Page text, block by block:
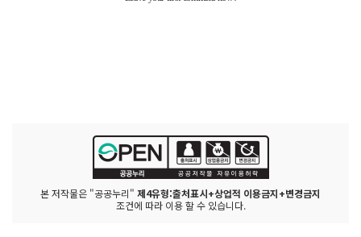
본 저작물은 "공공누리" 제4유형:출처표시+상업적 이용금지+변경금지
조건에 따라 이용 할 수 있습니다.